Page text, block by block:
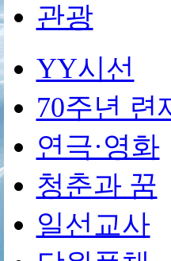
관광
YY시선
70주년 련
연극·영화
청춘과 꿈
일선교사